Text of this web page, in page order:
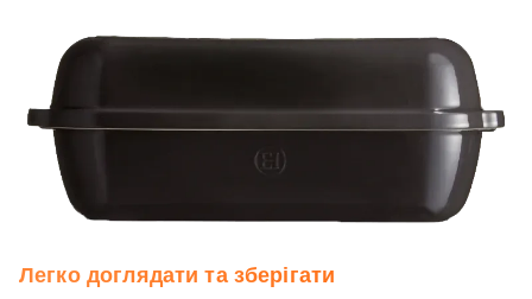
Легко доглядати та зберігати